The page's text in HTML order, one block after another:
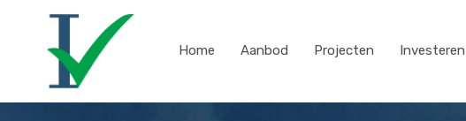
Home Aanbod Projecten Investeren